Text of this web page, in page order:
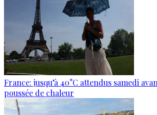
France: jusqu’à 40°C attendus samedi
poussée de chaleur